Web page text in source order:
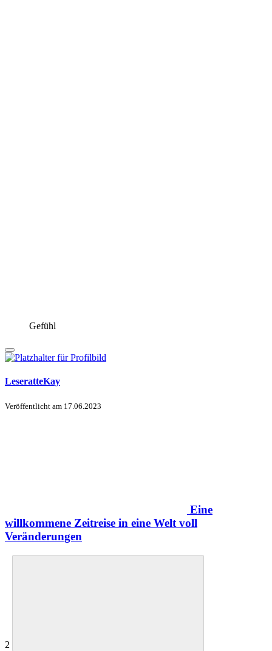
Gefühl
LeseratteKay
Veröffentlicht am 17.06.2023
Eine
willkommene Zeitreise in eine Welt voll
Veränderungen
2